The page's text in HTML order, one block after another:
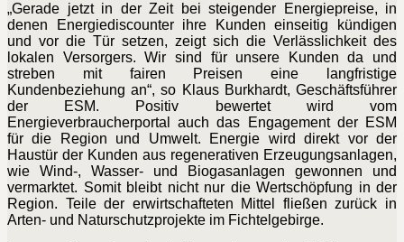
„Gerade jetzt in der Zeit bei steigender Energiepreise, in
denen Energiediscounter ihre Kunden einseitig kündigen
und vor die Tür setzen, zeigt sich die Verlässlichkeit des
lokalen Versorgers. Wir sind für unsere Kunden da und
streben mit fairen Preisen eine langfristige
Kundenbeziehung an“, so Klaus Burkhardt, Geschäftsführer
der ESM. Positiv bewertet wird vom
Energieverbraucherportal auch das Engagement der ESM
für die Region und Umwelt. Energie wird direkt vor der
Haustür der Kunden aus regenerativen Erzeugungsanlagen,
wie Wind-, Wasser- und Biogasanlagen gewonnen und
vermarktet. Somit bleibt nicht nur die Wertschöpfung in der
Region. Teile der erwirtschafteten Mittel fließen zurück in
Arten- und Naturschutzprojekte im Fichtelgebirge.